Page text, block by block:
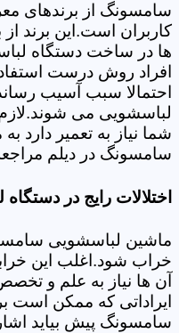
سامسونگ از برندهای
کاربران است.این برند
ها در ساخت دستگاه
افراد روش درست
احتمالا سبب آسیب
لباسشویی می
شما نیاز به تعمیر دارد
سامسونگ در دیلم
اختلالات رایج در
ماشین لباسشویی
خراب شود.اغلب این
آن ها نیاز به علم و
ایراداتی که ممکن است
سامسونگ پیش بیاید